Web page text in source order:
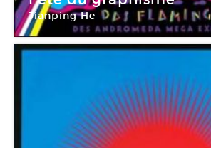
Jianping He
Ville de Paris